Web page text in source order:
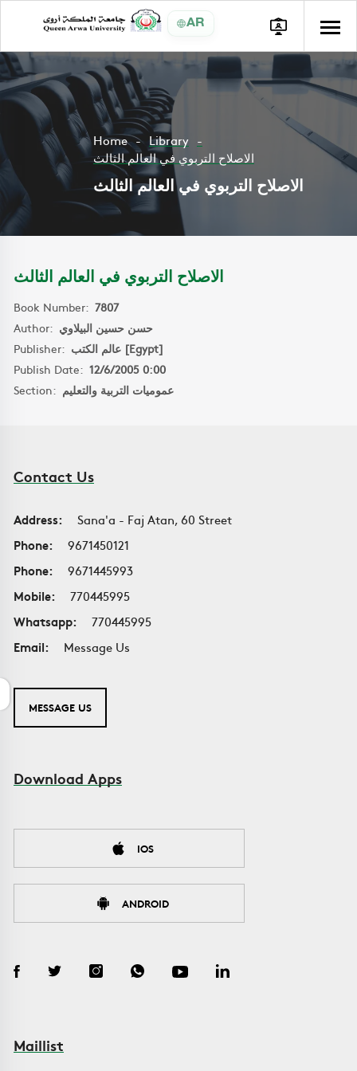
AR
Home
Library
الاصلاح التربوي في العالم الثالث
الاصلاح التربوي في العالم الثالث
الاصلاح التربوي في العالم الثالث
Book Number: 7807
Author: حسن حسين البيلاوي
Publisher:
عالم الكتب [Egypt]
Publish Date: 12/6/2005 0:00
Section: عموميات التربية والتعليم
Contact Us
Address:
Sana'a - Faj Atan, 60 Street
Phone:
9671450121
Phone:
9671445993
Mobile:
770445995
Whatsapp:
770445995
Email:
Message Us
MESSAGE US
Download Apps
IOS
ANDROID
Maillist